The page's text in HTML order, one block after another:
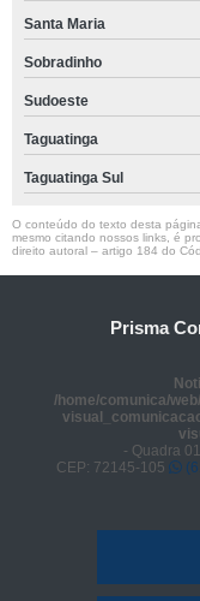
Santa Maria
Sobradinho
Sudoeste
Taguatinga
Taguatinga Sul
O conteúdo do texto desta
mesmo citando nossos links, é
direito autoral – artigo 184 do
Prisma
/home/comunica/
- Quadra
CEP: 72145-105